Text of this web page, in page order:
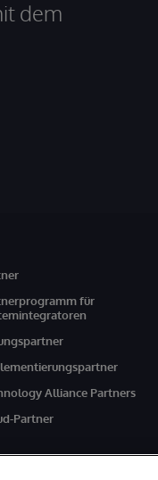
dem
für
Alliance Partners
Partner